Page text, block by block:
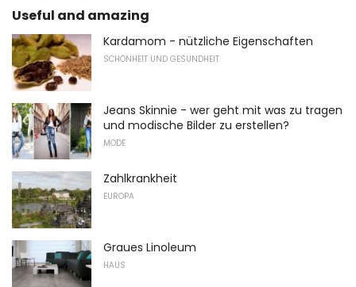
Useful and amazing
Kardamom - nützliche Eigenschaften
SCHÖNHEIT UND GESUNDHEIT
Jeans Skinnie - wer geht mit was zu tragen
und modische Bilder zu erstellen?
MODE
Zahlkrankheit
EUROPA
Graues Linoleum
HAUS